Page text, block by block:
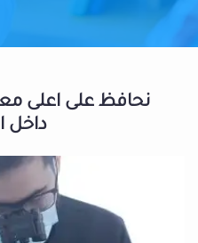
نحافظ على اعلى
داخل